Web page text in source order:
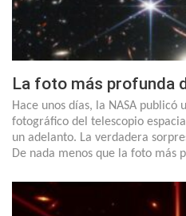
La foto más profunda
Hace unos días, la NASA publicó
fotográfico del telescopio
un adelanto. La verdadera
De nada menos que la foto más